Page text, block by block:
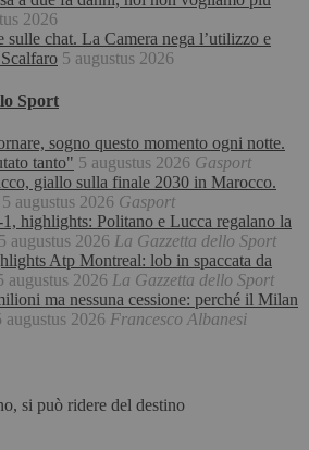
2026
sulle chat. La Camera nega l’utilizzo e
5 augustus 2026
Sport
sogno questo momento ogni notte.
tanto" 5 augustus 2026 Gasport
giallo sulla finale 2030 in Marocco.
5 augustus 2026 Gasport
highlights: Politano e Lucca regalano la
5 augustus 2026 La Gazzetta dello Sport
Atp Montreal: lob in spaccata da
augustus 2026 La Gazzetta dello Sport
ma nessuna cessione: perché il Milan
augustus 2026 Francesco Albanesi
si può ridere del destino